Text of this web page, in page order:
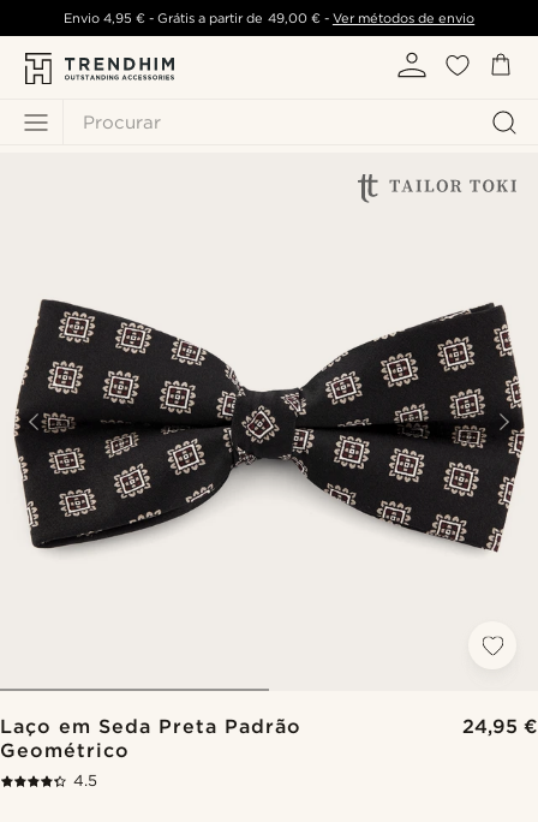
Procurar
Envio 4,95 €- Grátis a partir de 49,00 €- Ver métodos de envio
Laço em Seda Preta Padrão
Geométrico
24,95 €
4.5